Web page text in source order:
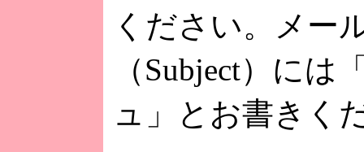
ください。メー
（Subject）には
ュ」とお書きく